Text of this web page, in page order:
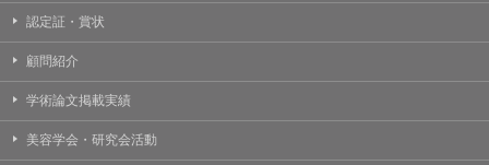
認定証・賞状
顧問紹介
学術論文掲載実績
美容学会・研究会活動